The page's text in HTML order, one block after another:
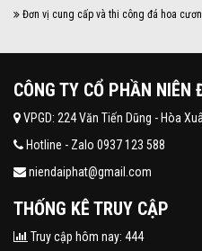
Đơn vị cung cấp và thi công đá hoa
CÔNG TY CỔ PHẦN NIÊN
VPGD: 224 Văn Tiến Dũng - Hòa
Hotline - Zalo 0937 123 588
niendaiphat@gmail.com
THỐNG KÊ TRUY CẬP
Truy cập hôm nay: 444